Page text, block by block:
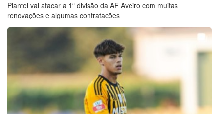
Plantel vai atacar a 1ª divisão da AF Aveiro com muitas
renovações e algumas contratações